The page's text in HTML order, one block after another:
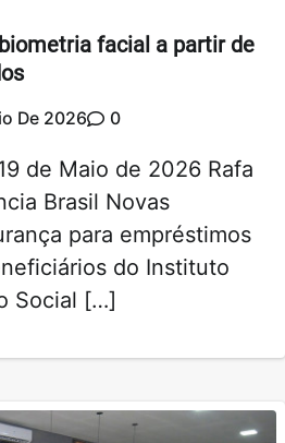
facial a partir de
De 2026 0
de Maio de 2026 Rafa
Brasil Novas
para empréstimos
do Instituto
Social […]